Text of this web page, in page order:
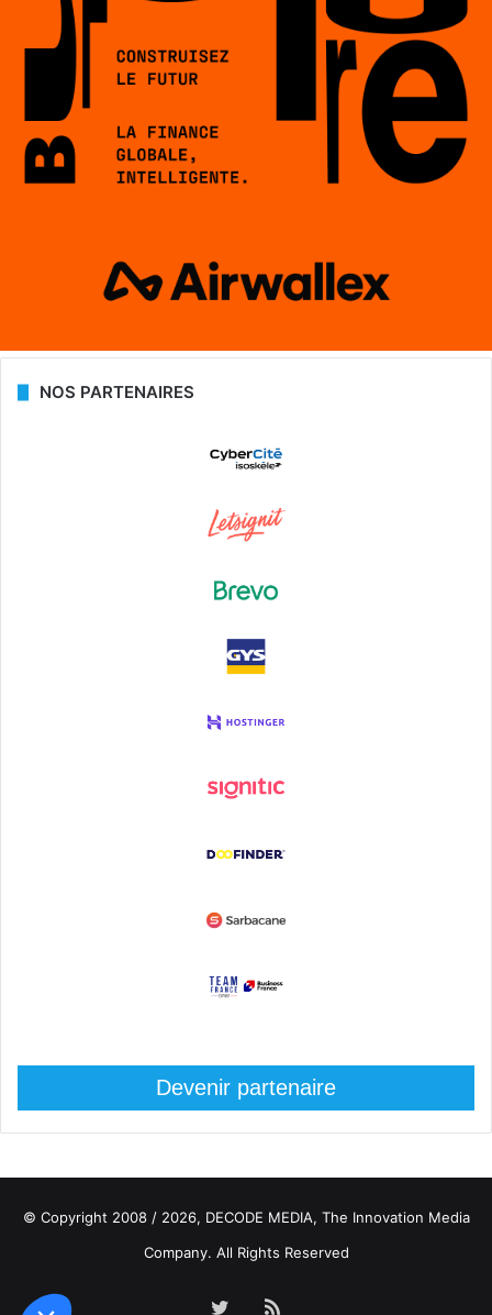
NOS PARTENAIRES
Devenir partenaire
© Copyright 2008 / 2026, DECODE MEDIA, The Innovation Media
Company. All Rights Reserved
TwitterRSS